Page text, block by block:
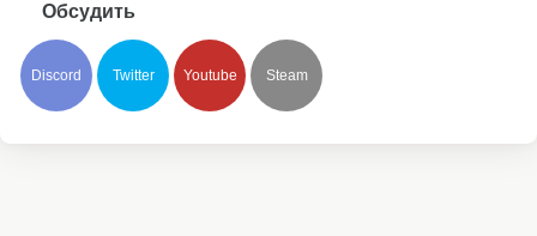
Обсудить
Discord Twitter Youtube Steam